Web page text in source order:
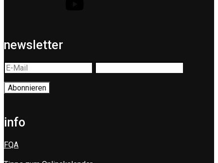
newsletter
info
FQA